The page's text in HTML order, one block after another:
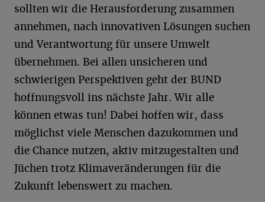
sollten wir die Herausforderung zusammen
annehmen, nach innovativen Lösungen suchen
und Verantwortung für unsere Umwelt
übernehmen. Bei allen unsicheren und
schwierigen Perspektiven geht der BUND
hoffnungsvoll ins nächste Jahr. Wir alle
können etwas tun! Dabei hoffen wir, dass
möglichst viele Menschen dazukommen und
die Chance nutzen, aktiv mitzugestalten und
Jüchen trotz Klimaveränderungen für die
Zukunft lebenswert zu machen.